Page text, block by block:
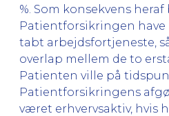
%. Som konsekvens heraf
Patientforsikringen
tabt arbejdsfortjeneste,
overlap mellem de to
Patienten ville på
Patientforsikringens
været erhvervsaktiv, hvis